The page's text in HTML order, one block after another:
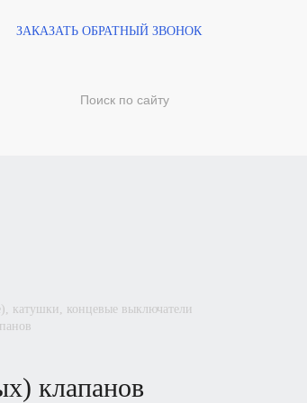
ЗАКАЗАТЬ ОБРАТНЫЙ ЗВОНОК
клапанов